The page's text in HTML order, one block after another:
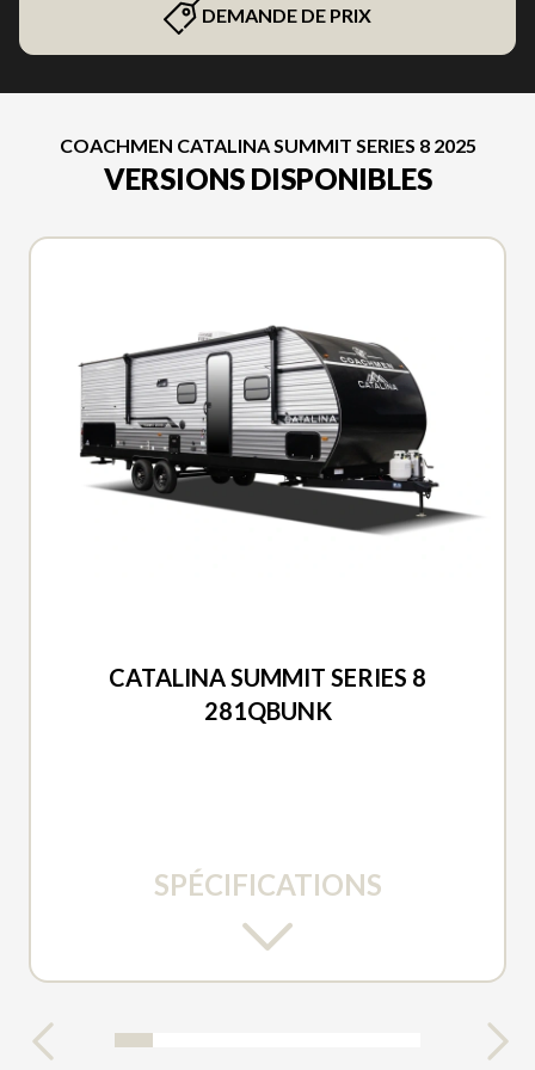
DEMANDE DE PRIX
COACHMEN CATALINA SUMMIT SERIES 8 2025
VERSIONS DISPONIBLES
CATALINA SUMMIT SERIES 8
281QBUNK
SPÉCIFICATIONS